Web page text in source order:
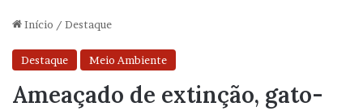
Início / Destaque
Destaque Meio Ambiente
Ameaçado de extinção, gato-